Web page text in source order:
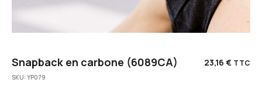
Snapback en carbone (6089CA) 23,16 € TTC
SKU:YP079